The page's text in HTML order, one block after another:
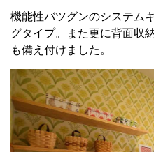
機能性バツグンのシステム
グタイプ。また更に背面収
も備え付けました。